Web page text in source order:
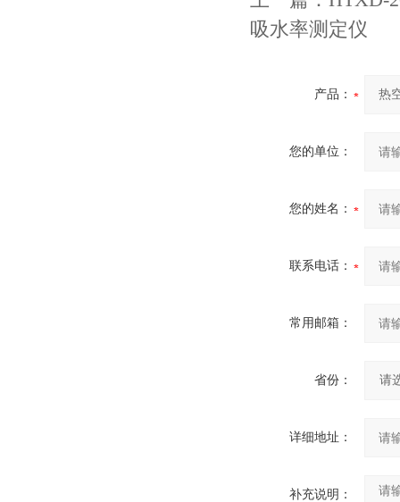
吸水率测定仪
产品：
您的单位：
您的姓名：
联系电话：
常用邮箱：
省份：
详细地址：
补充说明：